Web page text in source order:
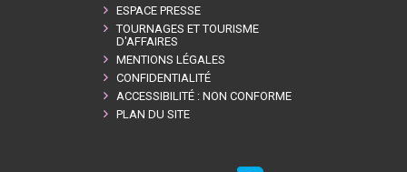
ESPACE PRESSE
TOURNAGES ET TOURISME
D'AFFAIRES
MENTIONS LÉGALES
CONFIDENTIALITÉ
ACCESSIBILITÉ : NON CONFORME
PLAN DU SITE